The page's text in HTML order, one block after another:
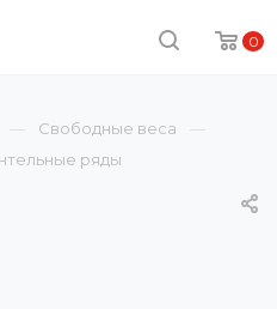
0
Свободные веса
ряды